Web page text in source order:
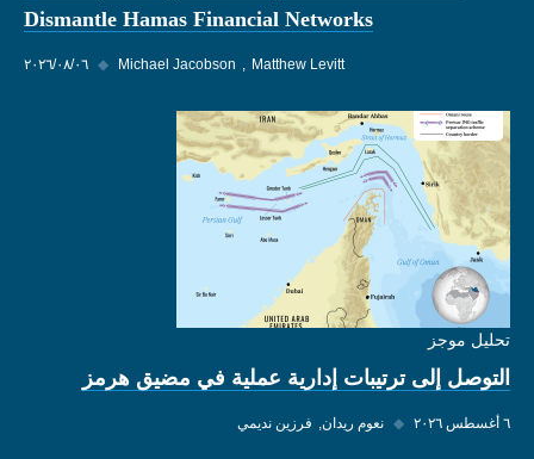
Dismantle Hamas Financial Networks
٠٦‏/٠٨‏/٢٠٢٦ ◆ Michael Jacobson Matthew Levitt
تحليل موجز
التوصل إلى ترتيبات إدارية عملية في مضيق هرمز
٦ أغسطس ٢٠٢٦ ◆ نعوم ريدان فرزين نديمي